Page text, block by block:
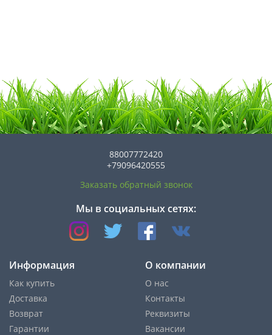
88007772420
+79096420555
Заказать обратный звонок
Мы в социальных сетях:
Информация
Как купить
Доставка
Возврат
Гарантии
О компании
О нас
Контакты
Реквизиты
Вакансии